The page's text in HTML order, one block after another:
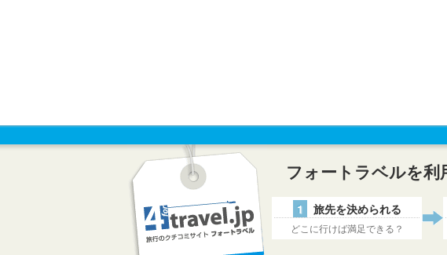
フォートラベルを利
1 旅先を決められる
どこに行けば満足できる？